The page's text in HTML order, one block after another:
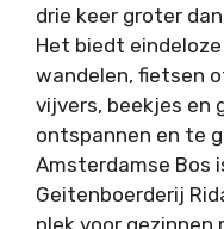
drie keer groter
Het biedt
wandelen, fietsen
vijvers, beekjes en
ontspannen en te
Amsterdamse Bos
Geitenboerderij